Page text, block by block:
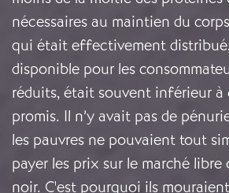
nécessaires au maintien du
qui était effectivement
disponible pour les
réduits, était souvent inférieur à
promis. Il n’y avait pas de
les pauvres ne pouvaient tout
payer les prix sur le marché libre
noir. C'est pourquoi ils